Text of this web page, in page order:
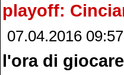
playoff:
07.04.2016
l'ora di